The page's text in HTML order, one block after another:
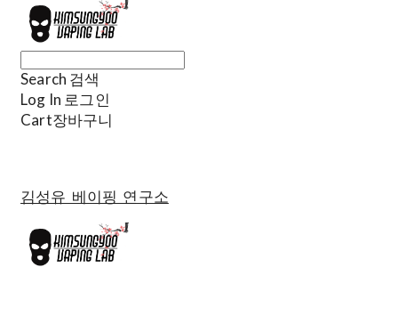
Search 검색
Log In 로그인
Cart장바구니
김성유 베이핑 연구소